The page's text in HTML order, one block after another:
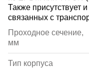
Также присутствует
связанных с
Проходное сечение,
мм
Тип корпуса